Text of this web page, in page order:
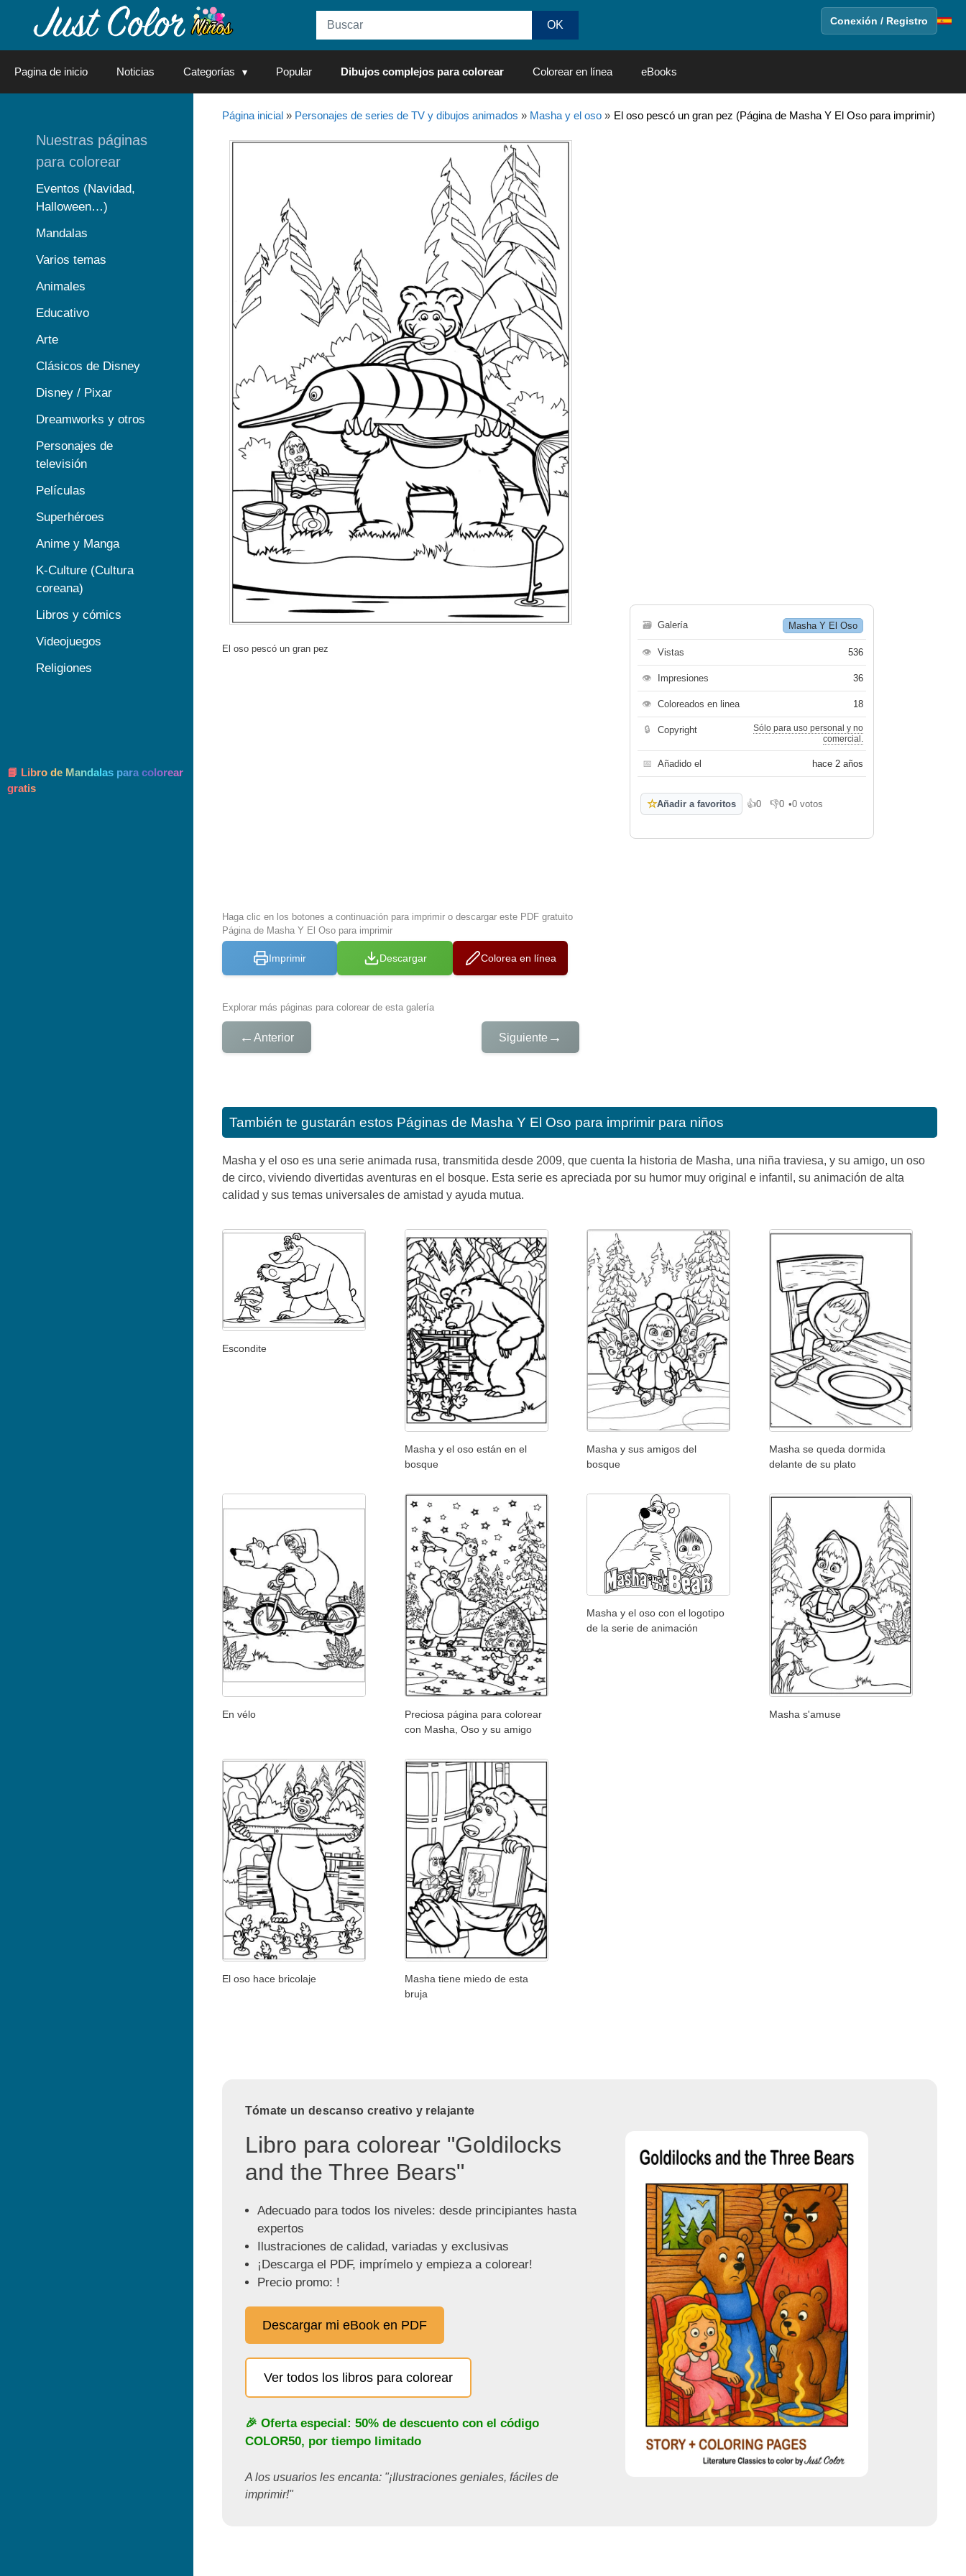
Conexión / Registro
Pagina de inicio Noticias Categorías Popular Dibujos complejos para colorear Colorear en línea eBooks
Página inicial» Personajes de series de TV y dibujos animados » Masha y el oso» El oso pescó un gran pez (Página de Masha Y El Oso para imprimir)
El oso pescó un gran pez
Haga clic en los botones a continuación para imprimir o descargar este PDF gratuito
Página de Masha Y El Oso para imprimir
Imprimir Descargar Colorea en línea
Explorar más páginas para colorear de esta galería
← Anterior Siguiente →
🗃 Galería Masha Y El Oso
👁 Vistas 536
👁 Impresiones 36
👁 Coloreados en linea 18
🔒 Copyright
Sólo para uso personal y no
comercial.
📅 Añadido el hace 2 años
☆Añadir a favoritos 👍0
Me gusta
👎0
No me gusta
•0 votos
También te gustarán estos Páginas de Masha Y El Oso para imprimir para niños
Masha y el oso es una serie animada rusa, transmitida desde 2009, que cuenta la historia de Masha, una niña traviesa, y su amigo, un oso
de circo, viviendo divertidas aventuras en el bosque. Esta serie es apreciada por su humor muy original e infantil, su animación de alta
calidad y sus temas universales de amistad y ayuda mutua.
Escondite
Masha y el oso están en el
bosque
Masha y sus amigos del
bosque
Masha se queda dormida
delante de su plato
En vélo
Preciosa página para colorear
con Masha, Oso y su amigo
Masha y el oso con el logotipo
de la serie de animación
Masha s'amuse
El oso hace bricolaje
Masha tiene miedo de esta
bruja
Tómate un descanso creativo y relajante
Libro para colorear "Goldilocks
and the Three Bears"
Adecuado para todos los niveles: desde principiantes hasta
expertos
Ilustraciones de calidad, variadas y exclusivas
¡Descarga el PDF, imprímelo y empieza a colorear!
Precio promo: !
Descargar mi eBook en PDF
Ver todos los libros para colorear
🎉 Oferta especial: 50% de descuento con el código
COLOR50, por tiempo limitado
A los usuarios les encanta: "¡Ilustraciones geniales, fáciles de
imprimir!"
Nuestras páginas
para colorear
Eventos (Navidad,
Halloween…)
Mandalas
Varios temas
Animales
Educativo
Arte
Clásicos de Disney
Disney / Pixar
Dreamworks y otros
Personajes de
televisión
Películas
Superhéroes
Anime y Manga
K-Culture (Cultura
coreana)
Libros y cómics
Videojuegos
Religiones
📘 Libro de Mandalas para colorear
gratis